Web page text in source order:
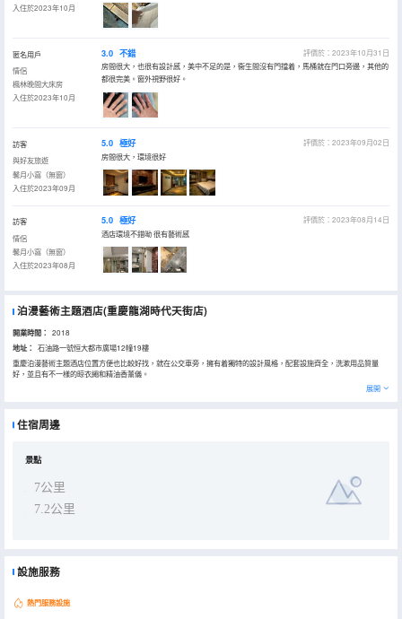
入住於2023年10月
匿名用戶
情侶
楓林晚間大床房
入住於2023年10月
3.0 不錯
評價於：2023年10月31日
房間很大，也很有設計感，美中不足的是，衞生間沒有門擋着，馬桶就在門口旁邊，其他的
都很完美。窗外視野很好。
訪客
與好友旅遊
馨月小窩（無窗）
入住於2023年09月
5.0 極好
評價於：2023年09月02日
房間很大，環境很好
訪客
情侶
馨月小窩（無窗）
入住於2023年08月
5.0 極好
評價於：2023年08月14日
酒店環境不錯呦 很有藝術感
泊漫藝術主題酒店(重慶龍湖時代天街店)
開業時間： 2018
地址：
石油路一號恒大都市廣場12幢19樓
重慶泊漫藝術主題酒店位置方便也比較好找，就在公交車旁，擁有着獨特的設計風格，配套設施齊全，洗漱用品質量
好，並且有不一樣的晾衣繩和精油香薰儀。
展開
住宿周邊
景點
7公里
7.2公里
設施服務
熱門服務設施